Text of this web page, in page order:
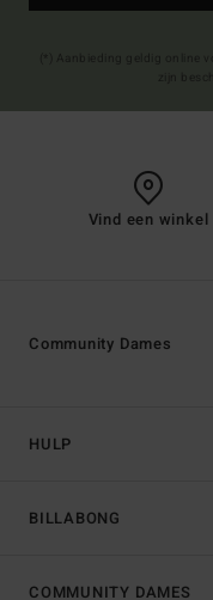
Vind een winkel
HULP
BILLABONG
Community Dames
COMMUNITY DAMES